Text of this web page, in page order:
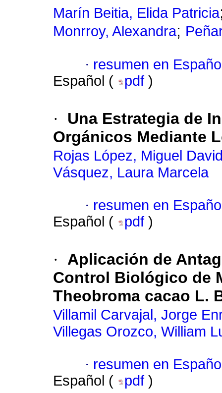
Marín Beitia, Elida Patricia
Monrroy, Alexandra;
· resumen en
Español (
pdf )
·
Una Estrategia de
Orgánicos Mediante
Rojas López, Miguel
Vásquez, Laura Marcela
· resumen en
Español (
pdf )
·
Aplicación de
Control Biológico de
Theobroma cacao L.
Villamil Carvajal, Jorge
Villegas Orozco, William
· resumen en
Español (
pdf )